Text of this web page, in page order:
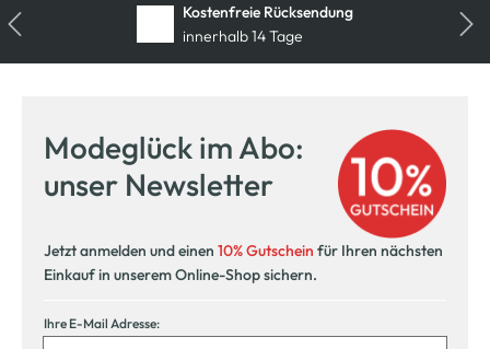
Kostenfreie Rücksendung
innerhalb 14 Tage
Modeglück im Abo:
unser Newsletter
Jetzt anmelden und einen 10% Gutschein für Ihren nächsten
Einkauf in unserem Online-Shop sichern.
Ihre E-Mail Adresse: